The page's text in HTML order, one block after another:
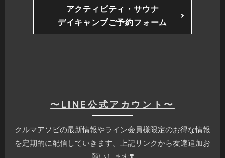
アクティビティ・サウナ
デイキャンプご予約フォーム
〜LINE公式アカウント〜
クルマアソビの最新情報やライン会員様限定のお得な情報
を定期的に配信していきます。上記リンクから友達追加お